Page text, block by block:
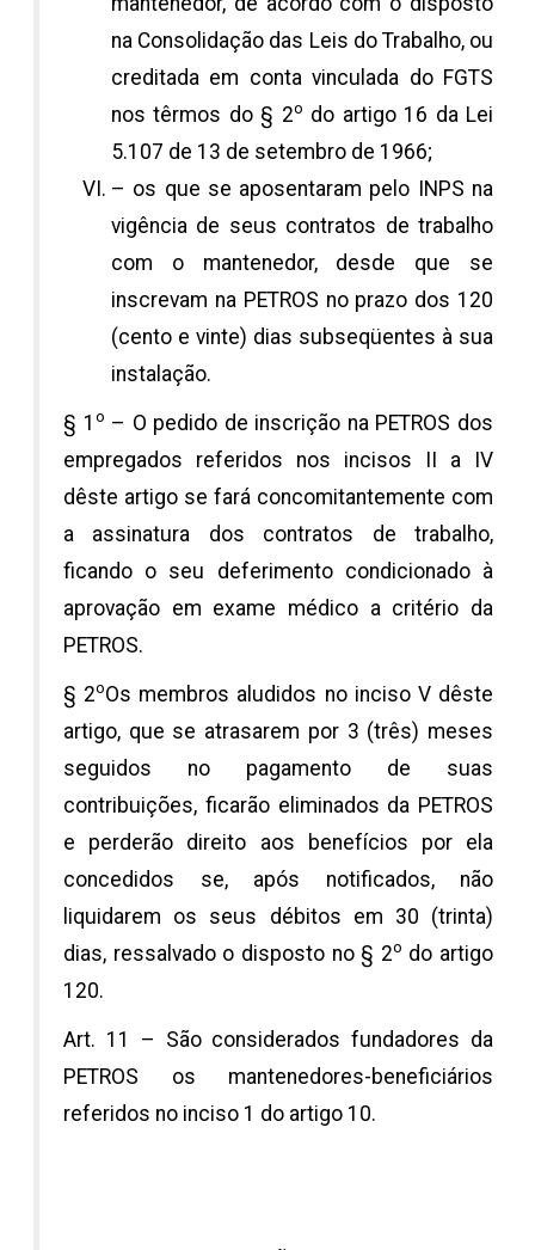
na Consolidação das Leis do Trabalho, ou
creditada em conta vinculada do FGTS
nos têrmos do § 2o do artigo 16 da Lei
5.107 de 13 de setembro de 1966;
– os que se aposentaram pelo INPS na
vigência de seus contratos de trabalho
com o mantenedor, desde que se
inscrevam na PETROS no prazo dos 120
(cento e vinte) dias subseqüentes à sua
instalação.
§ 1 o – O pedido de inscrição na PETROS dos
empregados referidos nos incisos II a IV
dêste artigo se fará concomitantemente com
a assinatura dos contratos de trabalho,
ficando o seu deferimento condicionado à
aprovação em exame médico a critério da
PETROS.
§ 2oOs membros aludidos no inciso V dêste
artigo, que se atrasarem por 3 (três) meses
seguidos no pagamento de suas
contribuições, ficarão eliminados da PETROS
e perderão direito aos benefícios por ela
concedidos se, após notificados, não
liquidarem os seus débitos em 30 (trinta)
dias, ressalvado o disposto no § 2o do artigo
120.
Art. 11 – São considerados fundadores da
PETROS os mantenedores-beneficiários
referidos no inciso 1 do artigo 10.